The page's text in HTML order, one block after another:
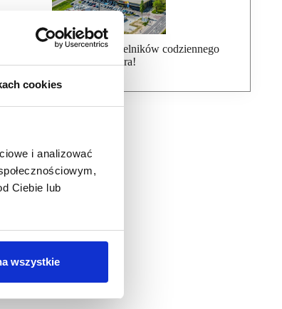
cookies
i analizować
Ciebie lub
wszystkie
Dołącz do ponad 7000 czytelników codziennego
newslettera!